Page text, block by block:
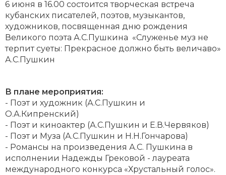
6 июня в 16.00 состоится творческая встреча
кубанских писателей, поэтов, музыкантов,
художников, посвященная дню рождения
Великого поэта А.С.Пушкина «Служенье муз не
терпит суеты: Прекрасное должно быть величаво»
А.С.Пушкин
В плане мероприятия:
- Поэт и художник (А.С.Пушкин и
О.А.Кипренский)
- Поэт и киноактер (А.С.Пушкин и Е.В.Червяков)
- Поэт и Муза (А.С.Пушкин и Н.Н.Гончарова)
- Романсы на произведения А.С. Пушкина в
исполнении Надежды Грековой - лауреата
международного конкурса «Хрустальный голос».